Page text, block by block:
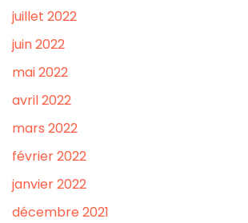
juillet 2022
juin 2022
mai 2022
avril 2022
mars 2022
février 2022
janvier 2022
décembre 2021